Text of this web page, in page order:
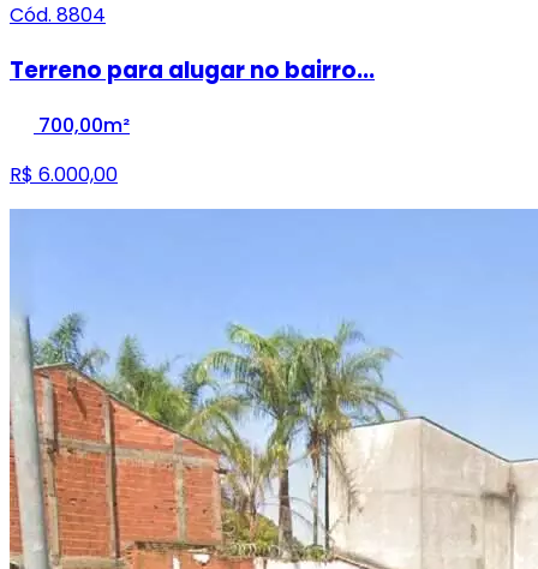
Cód. 8804
Terreno para alugar no bairro...
700,00m²
R$ 6.000,00